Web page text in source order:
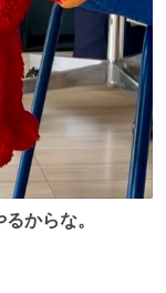
からな。